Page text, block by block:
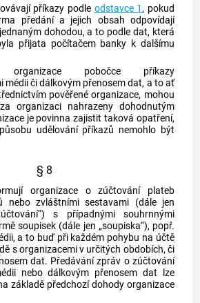
příkazy podle odstavce 1, pokud
předání a jejich obsah odpovídají
dohodou, a to podle dat, která
přijata počítačem banky k dalšímu
li organizace pobočce příkazy
médii či dálkovým přenosem dat, a to ať
pověřené organizace, mohou
organizaci nahrazeny dohodnutým
je povinna zajistit taková opatření,
udělování příkazů nemohlo být
§ 8
organizace o zúčtování plateb
nebo zvláštními sestavami (dále jen
s případnými souhrnnými
soupisek (dále jen „soupiska“), popř.
a to buď při každém pohybu na účtě
s organizacemi v určitých obdobích, či
dat. Předávání zpráv o zúčtování
nebo dálkovým přenosem dat lze
základě předchozí dohody organizace